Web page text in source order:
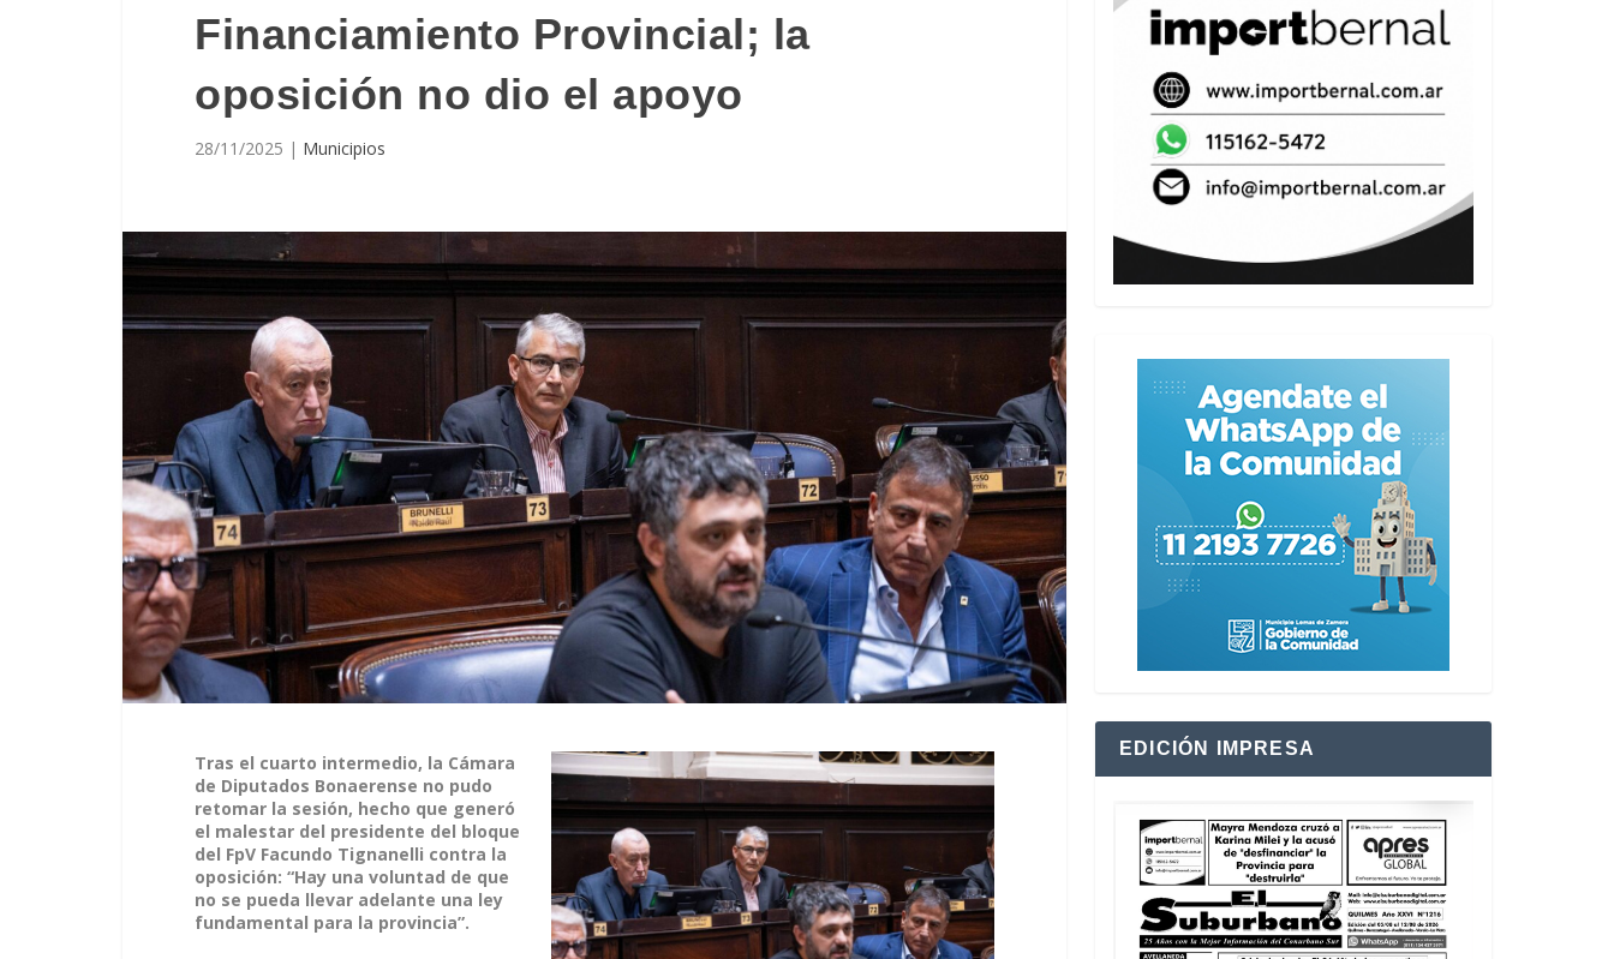
Financiamiento Provincial; la
oposición no dio el apoyo
28/11/2025 | Municipios
Tras el cuarto intermedio, la Cámara
de Diputados Bonaerense no pudo
retomar la sesión, hecho que generó
el malestar del presidente del bloque
del FpV Facundo Tignanelli contra la
oposición: “Hay una voluntad de que
no se pueda llevar adelante una ley
fundamental para la provincia”.
EDICIÓN IMPRESA